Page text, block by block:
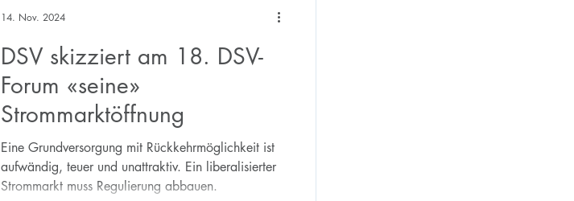
der Konsumentinnen und Konsumenten ist. Der DSV
DSV skizziert am 18. DSV-
Forum «seine»
Strommarktöffnung
Eine Grundversorgung mit Rückkehrmöglichkeit ist
aufwändig, teuer und unattraktiv. Ein liberalisierter
Strommarkt muss Regulierung abbauen.
14. Nov. 2024